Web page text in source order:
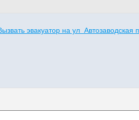
эвакуатор на ул Автозаводская